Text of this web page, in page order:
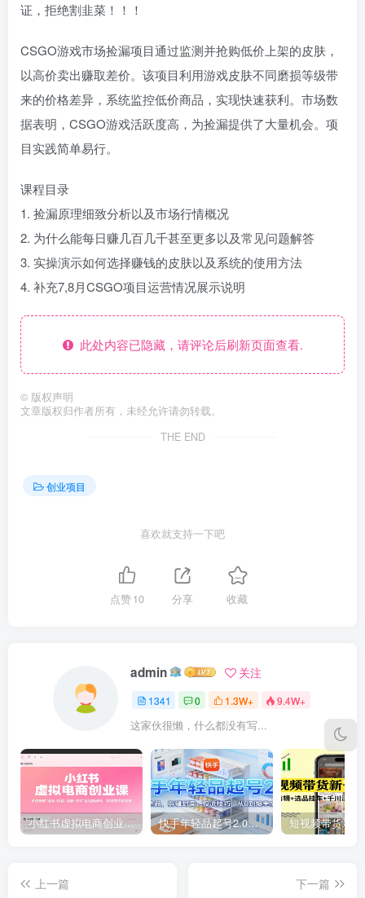
证，拒绝割韭菜！！！
CSGO游戏市场捡漏项目通过监测并抢购低价上架的皮肤，
以高价卖出赚取差价。该项目利用游戏皮肤不同磨损等级带
来的价格差异，系统监控低价商品，实现快速获利。市场数
据表明，CSGO游戏活跃度高，为捡漏提供了大量机会。项
目实践简单易行。
课程目录
1. 捡漏原理细致分析以及市场行情概况
2. 为什么能每日赚几百几千甚至更多以及常见问题解答
3. 实操演示如何选择赚钱的皮肤以及系统的使用方法
4. 补充7,8月CSGO项目运营情况展示说明
此处内容已隐藏，请评论后刷新页面查看.
© 版权声明
文章版权归作者所有，未经允许请勿转载。
THE END
创业项目
喜欢就支持一下吧
点赞10 分享 收藏
admin 关注
1341 0 1.3W+ 9.4W+
这家伙很懒，什么都没有写...
小红书虚拟电商创业课，系统拆解选品-内容-流量-变现，实现零成本变现 快手年轻品起号2.0：养号选品，剪辑封面，投流技巧，从0到爆单全流程
上一篇
下一篇